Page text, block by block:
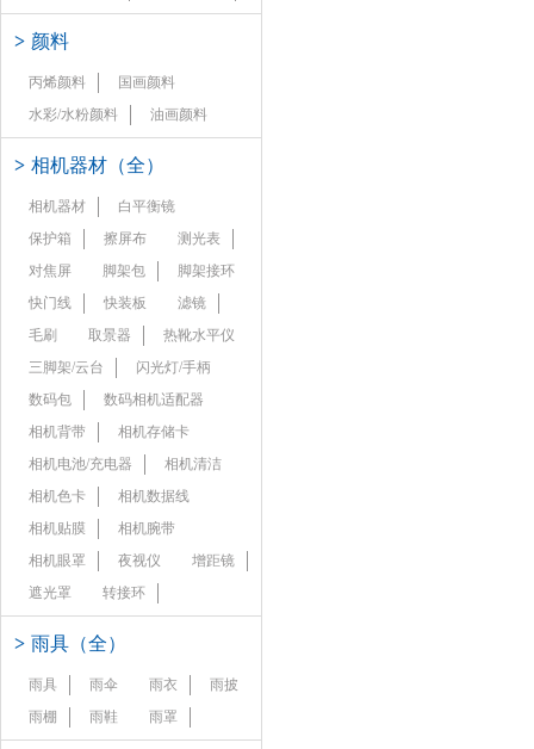
> 颜料
丙烯颜料
国画颜料
水彩/水粉颜料
油画颜料
> 相机器材（全）
相机器材
白平衡镜
保护箱
擦屏布
测光表
对焦屏
脚架包
脚架接环
快门线
快装板
滤镜
毛刷
取景器
热靴水平仪
三脚架/云台
闪光灯/手柄
数码包
数码相机适配器
相机背带
相机存储卡
相机电池/充电器
相机清洁
相机色卡
相机数据线
相机贴膜
相机腕带
相机眼罩
夜视仪
增距镜
遮光罩
转接环
> 雨具（全）
雨具 雨伞 雨衣
雨披
雨棚
雨鞋 雨罩